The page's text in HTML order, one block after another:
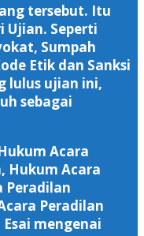
tersebut. Itu
Ujian. Seperti
Sumpah
Etik dan Sanksi
lulus ujian ini,
sebagai
Acara
Hukum Acara
Peradilan
Peradilan
mengenai